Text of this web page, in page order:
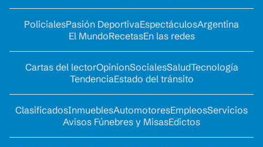
PolicialesPasión DeportivaEspectáculosArgentina
El MundoRecetasEn las redes
Cartas del lectorOpinionSocialesSaludTecnología
TendenciaEstado del tránsito
ClasificadosInmueblesAutomotoresEmpleosServicios
Avisos Fúnebres y MisasEdictos